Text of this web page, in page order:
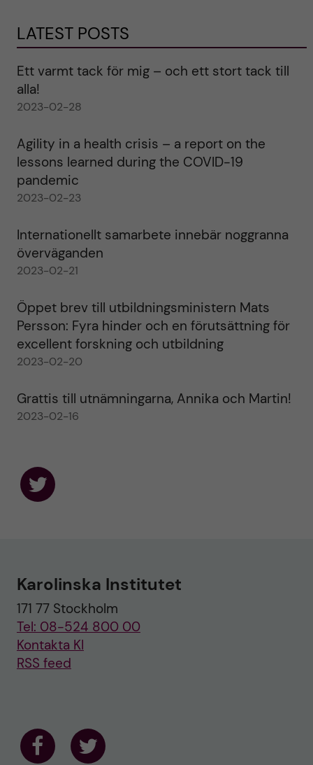
LATEST POSTS
Ett varmt tack för mig – och ett stort tack till
alla!
2023-02-28
Agility in a health crisis – a report on the
lessons learned during the COVID-19
pandemic
2023-02-23
Internationellt samarbete innebär noggranna
överväganden
2023-02-21
Öppet brev till utbildningsministern Mats
Persson: Fyra hinder och en förutsättning för
excellent forskning och utbildning
2023-02-20
Grattis till utnämningarna, Annika och Martin!
2023-02-16
s
n
w
i
t
t
Karolinska Institutet
171 77 Stockholm
Tel: 08-524 800 00
Kontakta KI
RSS feed